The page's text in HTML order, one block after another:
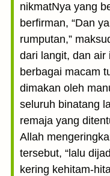
nikmatNya yang
berfirman, “Dan
rumputan,”
dari langit, dan air
berbagai macam
dimakan oleh
seluruh binatang
remaja yang
Allah
tersebut, “lalu
kering kehitam-